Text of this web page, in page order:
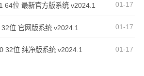
64位 最新官方版系统 v2024.1 01-17
位 官网版系统 v2024.1 01-17
32位 纯净版系统 v2024.1 01-17